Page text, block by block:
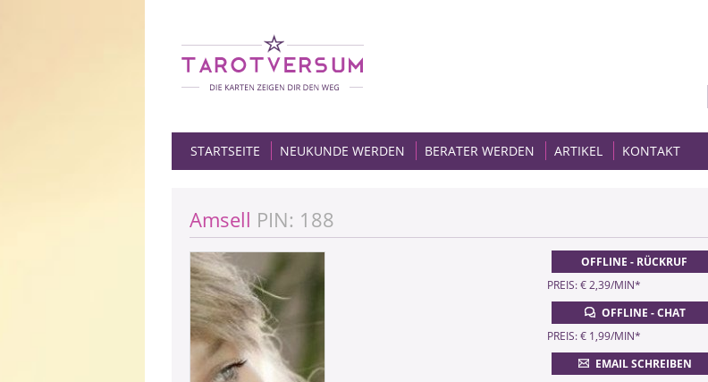
STARTSEITE NEUKUNDE WERDEN BERATER WERDEN ARTIKEL KONTAKT
Amsell PIN: 188
OFFLINE - RÜCKRUF
PREIS: € 2,39/MIN*
OFFLINE - CHAT
PREIS: € 1,99/MIN*
EMAIL SCHREIBEN